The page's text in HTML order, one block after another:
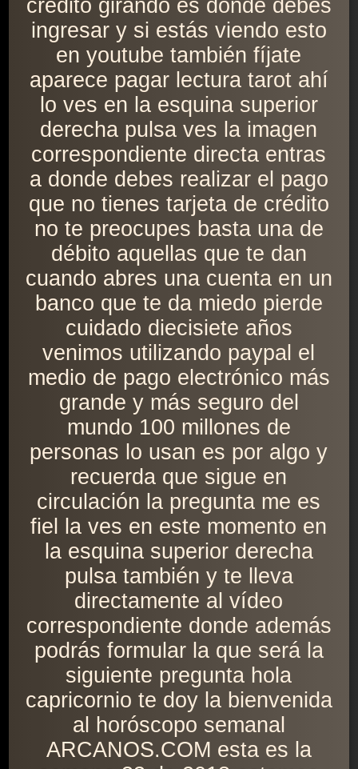
crédito girando es donde debes
ingresar y si estás viendo esto
en youtube también fíjate
aparece pagar lectura tarot ahí
lo ves en la esquina superior
derecha pulsa ves la imagen
correspondiente directa entras
a donde debes realizar el pago
que no tienes tarjeta de crédito
no te preocupes basta una de
débito aquellas que te dan
cuando abres una cuenta en un
banco que te da miedo pierde
cuidado diecisiete años
venimos utilizando paypal el
medio de pago electrónico más
grande y más seguro del
mundo 100 millones de
personas lo usan es por algo y
recuerda que sigue en
circulación la pregunta me es
fiel la ves en este momento en
la esquina superior derecha
pulsa también y te lleva
directamente al vídeo
correspondiente donde además
podrás formular la que será la
siguiente pregunta hola
capricornio te doy la bienvenida
al horóscopo semanal
ARCANOS.COM esta es la